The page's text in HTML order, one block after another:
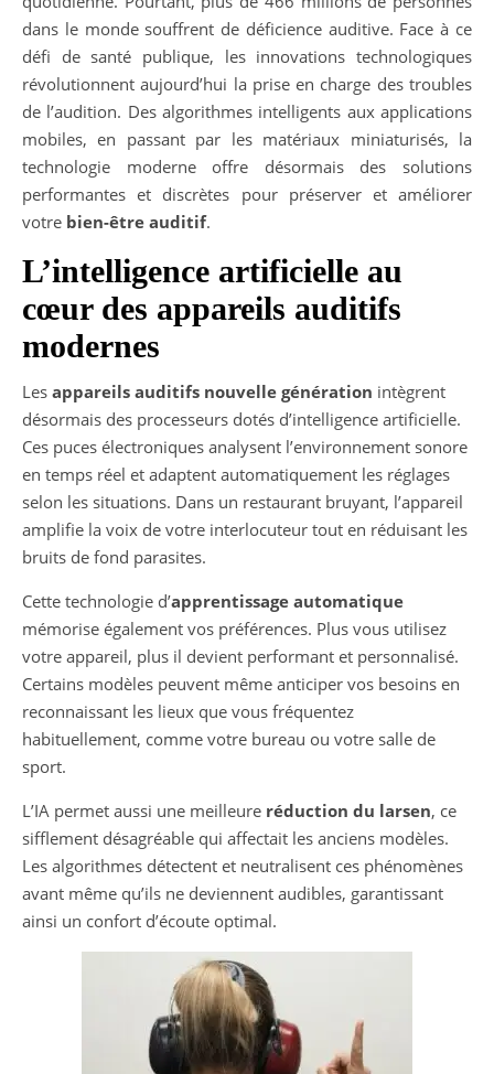
dans le monde souffrent de déficience auditive. Face à ce
défi de santé publique, les innovations technologiques
révolutionnent aujourd’hui la prise en charge des troubles
de l’audition. Des algorithmes intelligents aux applications
mobiles, en passant par les matériaux miniaturisés, la
technologie moderne offre désormais des solutions
performantes et discrètes pour préserver et améliorer
votre bien-être auditif.
L’intelligence artificielle au
cœur des appareils auditifs
modernes
Les appareils auditifs nouvelle génération intègrent
désormais des processeurs dotés d’intelligence artificielle.
Ces puces électroniques analysent l’environnement sonore
en temps réel et adaptent automatiquement les réglages
selon les situations. Dans un restaurant bruyant, l’appareil
amplifie la voix de votre interlocuteur tout en réduisant les
bruits de fond parasites.
Cette technologie d’apprentissage automatique
mémorise également vos préférences. Plus vous utilisez
votre appareil, plus il devient performant et personnalisé.
Certains modèles peuvent même anticiper vos besoins en
reconnaissant les lieux que vous fréquentez
habituellement, comme votre bureau ou votre salle de
sport.
L’IA permet aussi une meilleure réduction du larsen, ce
sifflement désagréable qui affectait les anciens modèles.
Les algorithmes détectent et neutralisent ces phénomènes
avant même qu’ils ne deviennent audibles, garantissant
ainsi un confort d’écoute optimal.